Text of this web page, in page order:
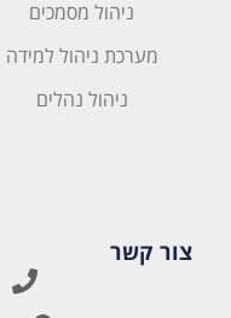
ניהול מסמכים
מערכת ניהול למידה
ניהול נהלים
צור קשר